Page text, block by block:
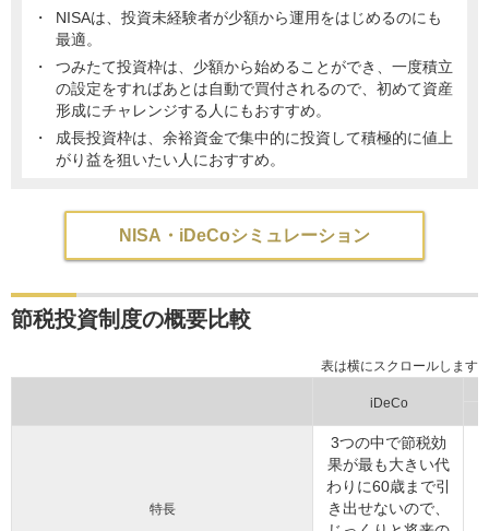
NISAは、投資未経験者が少額から運用をはじめるのにも
最適。
つみたて投資枠は、少額から始めることができ、一度積立
の設定をすればあとは自動で買付されるので、初めて資産
形成にチャレンジする人にもおすすめ。
成長投資枠は、余裕資金で集中的に投資して積極的に値上
がり益を狙いたい人におすすめ。
NISA・iDeCoシミュレーション
節税投資制度の概要比較
iDeCo
特長
3つの中で節税効
果が最も大きい代
わりに60歳まで引
き出せないので、